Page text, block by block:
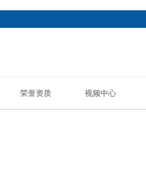
荣誉资质 视频中心